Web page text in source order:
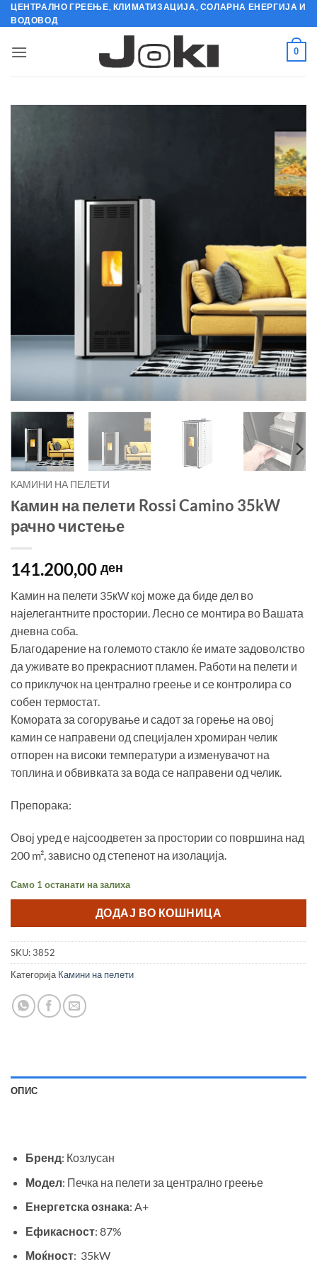
Skip
to
ЦЕНТРАЛНО ГРЕЕЊЕ, КЛИМАТИЗАЦИЈА, СОЛАРНА ЕНЕРГИЈА И
ВОДОВОД
0
КАМИНИ НА ПЕЛЕТИ
Камин на пелети Rossi Camino 35kW
рачно чистење
141.200,00 ден
Kамин на пелети 35кW кој може да биде дел во
најелегантните простории. Лесно се монтира во Вашата
дневна соба.
Благодарение на големото стакло ќе имате задоволство
да уживате во прекрасниот пламен. Работи на пелети и
со приклучок на централно греење и се контролира со
собен термостат.
Комората за согорување и садот за горење на овој
камин се направени од специјален хромиран челик
отпорен на високи температури а изменувачот на
топлина и обвивката за вода се направени од челик.
Препорака:
Овој уред е најсоодветен за простории со површина над
200 m², зависно од степенот на изолација.
Само 1 останати на залиха
ДОДАЈ ВО КОШНИЦА
SKU:3852
КатегоријаКамини на пелети
ОПИС
Бренд: Козлусан
Модел: Печка на пелети за централно греење
Енергетска ознака: A+
Ефикасност: 87%
Моќност: 35kW